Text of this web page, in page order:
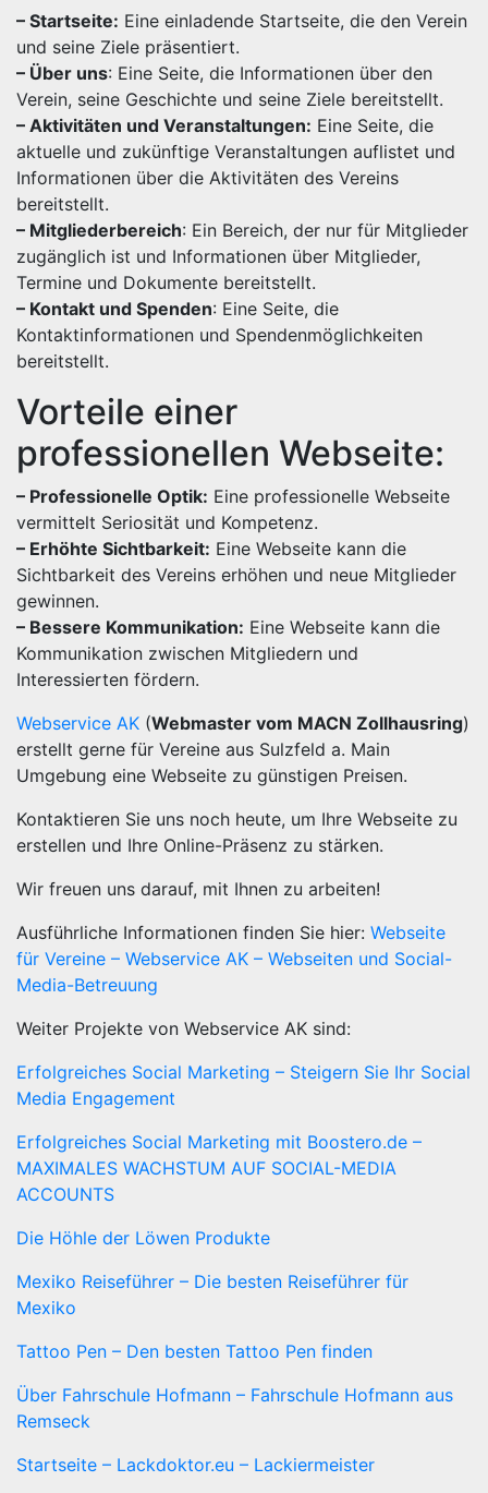
– Startseite: Eine einladende Startseite, die den Verein
und seine Ziele präsentiert.
– Über uns: Eine Seite, die Informationen über den
Verein, seine Geschichte und seine Ziele bereitstellt.
– Aktivitäten und Veranstaltungen: Eine Seite, die
aktuelle und zukünftige Veranstaltungen auflistet und
Informationen über die Aktivitäten des Vereins
bereitstellt.
– Mitgliederbereich: Ein Bereich, der nur für Mitglieder
zugänglich ist und Informationen über Mitglieder,
Termine und Dokumente bereitstellt.
– Kontakt und Spenden: Eine Seite, die
Kontaktinformationen und Spendenmöglichkeiten
bereitstellt.
Vorteile einer
professionellen Webseite:
– Professionelle Optik: Eine professionelle Webseite
vermittelt Seriosität und Kompetenz.
– Erhöhte Sichtbarkeit: Eine Webseite kann die
Sichtbarkeit des Vereins erhöhen und neue Mitglieder
gewinnen.
– Bessere Kommunikation: Eine Webseite kann die
Kommunikation zwischen Mitgliedern und
Interessierten fördern.
Webservice AK (Webmaster vom MACN Zollhausring)
erstellt gerne für Vereine aus Sulzfeld a. Main
Umgebung eine Webseite zu günstigen Preisen.
Kontaktieren Sie uns noch heute, um Ihre Webseite zu
erstellen und Ihre Online-Präsenz zu stärken.
Wir freuen uns darauf, mit Ihnen zu arbeiten!
Ausführliche Informationen finden Sie hier: Webseite
für Vereine – Webservice AK – Webseiten und Social-
Media-Betreuung
Weiter Projekte von Webservice AK sind:
Erfolgreiches Social Marketing – Steigern Sie Ihr Social
Media Engagement
Erfolgreiches Social Marketing mit Boostero.de –
MAXIMALES WACHSTUM AUF SOCIAL-MEDIA
ACCOUNTS
Die Höhle der Löwen Produkte
Mexiko Reiseführer – Die besten Reiseführer für
Mexiko
Tattoo Pen – Den besten Tattoo Pen finden
Über Fahrschule Hofmann – Fahrschule Hofmann aus
Remseck
Startseite – Lackdoktor.eu – Lackiermeister